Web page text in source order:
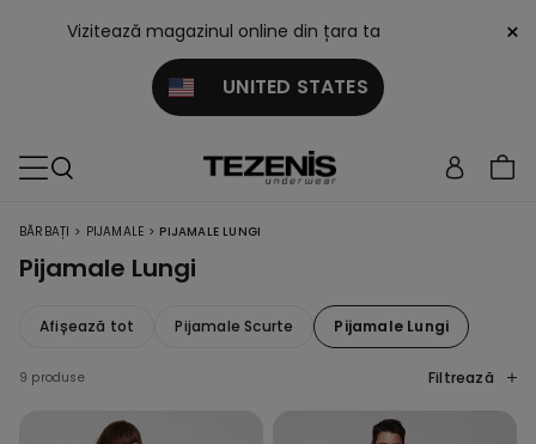
Vizitează magazinul online din țara ta
UNITED STATES
×
BĂRBAȚI > PIJAMALE > PIJAMALE LUNGI
Pijamale Lungi
Afișează tot Pijamale Scurte Pijamale Lungi
9 produse Filtrează